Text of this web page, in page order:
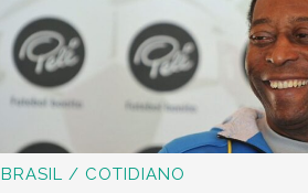
BRASIL / COTIDIANO